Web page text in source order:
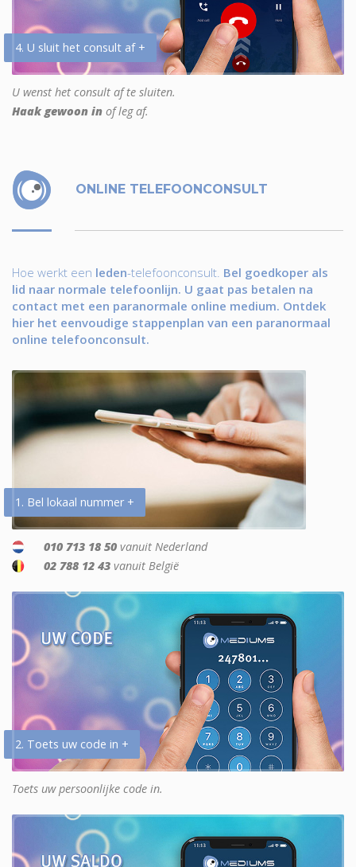
4. U sluit het consult af +
U wenst het consult af te sluiten.
Haak gewoon in of leg af.
ONLINE TELEFOONCONSULT
Hoe werkt een leden-telefoonconsult. Bel goedkoper als
lid naar normale telefoonlijn. U gaat pas betalen na
contact met een paranormale online medium. Ontdek
hier het eenvoudige stappenplan van een paranormaal
online telefoonconsult.
1. Bel lokaal nummer +
010 713 18 50 vanuit Nederland
02 788 12 43 vanuit België
2. Toets uw code in +
Toets uw persoonlijke code in.